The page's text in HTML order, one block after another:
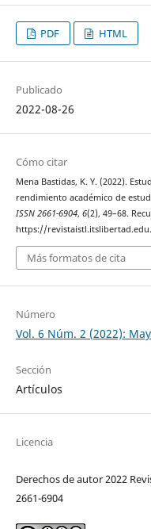
PDF HTML
Publicado
2022-08-26
Cómo citar
Mena Bastidas, K. Y. (2022).
rendimiento académico de
ISSN 2661-6904, 6(2), 49–68.
https://
Más formatos de cita
Número
Vol. 6 Núm. 2 (2022):
Sección
Artículos
Licencia
Derechos de autor 2022
2661-6904